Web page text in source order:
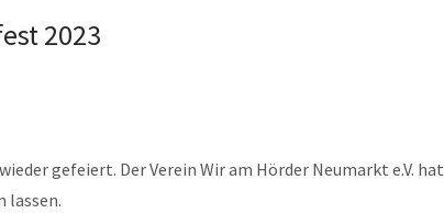
2023
gefeiert. Der Verein Wir am Hörder Neumarkt e.V. hat
lassen.